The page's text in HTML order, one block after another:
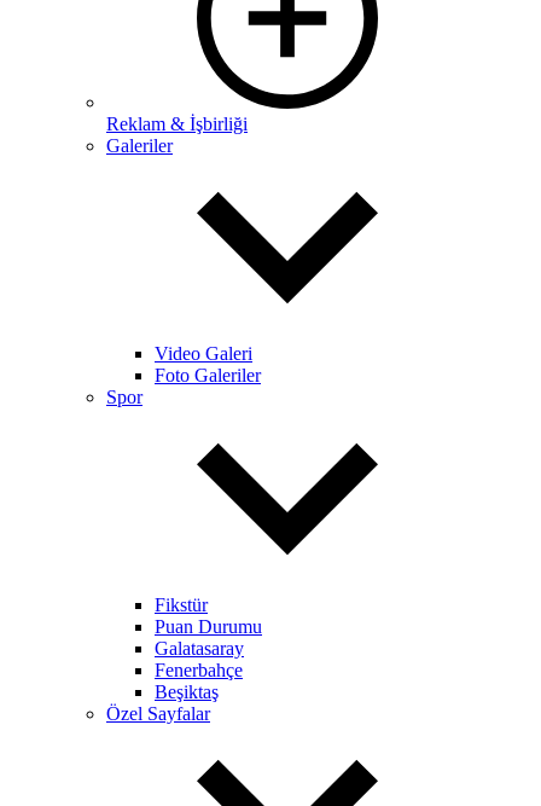
Reklam & İşbirliği
Galeriler
Video Galeri
Foto Galeriler
Spor
Fikstür
Puan Durumu
Galatasaray
Fenerbahçe
Beşiktaş
Özel Sayfalar